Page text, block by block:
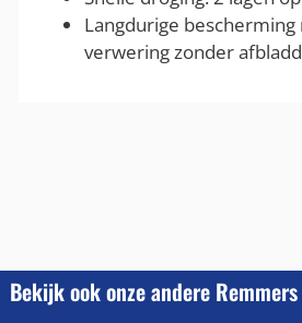
Langdurige
verwering zonder
Bekijk ook onze andere